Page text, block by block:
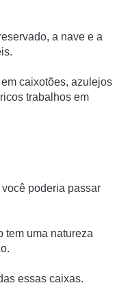
a nave e a
caixotões, azulejos
trabalhos em
poderia passar
tem uma natureza
essas caixas.